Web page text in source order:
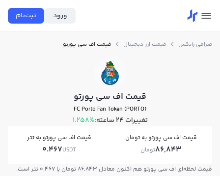
ورود ثبت‌نام
صرافی رابکس قیمت ارز دیجیتال قیمت اف سی پورتو
قیمت اف سی پورتو
FC Porto Fan Token (PORTO)
تغییرات ۲۴ ساعته: 1.258%
قیمت اف سی پورتو به تومان
86,843تومان
قیمت اف سی پورتو به تتر
0.467USDT
قیمت لحظه‌ای اف سی پورتو هم اکنون معادل 86,843 تومان یا 0.467 تتر است.